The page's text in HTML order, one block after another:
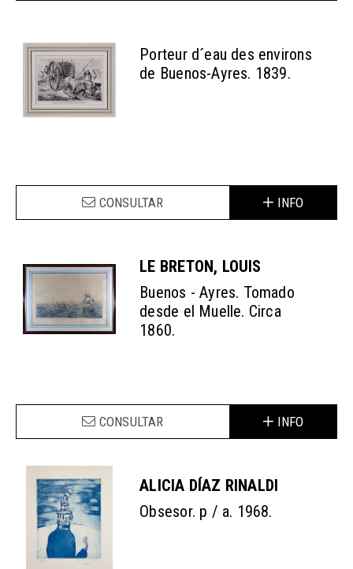
Porteur d´eau des environs
de Buenos-Ayres. 1839.
CONSULTAR INFO
LE BRETON, LOUIS
Buenos - Ayres. Tomado
desde el Muelle. Circa
1860.
CONSULTAR INFO
ALICIA DÍAZ RINALDI
Obsesor. p / a. 1968.